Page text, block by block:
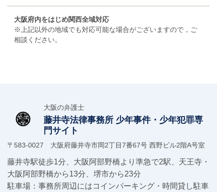
大阪府内をはじめ関西全域対応
※上記以外の地域でも対応可能な場合がございますので，ご
相談ください。
大阪の弁護士
藤井寺法律事務所 少年事件・少年犯罪専
門サイト
〒583-0027 大阪府藤井寺市岡2丁目7番67号 西野ビル2階A号室
藤井寺駅徒歩1分、大阪阿部野橋より準急で2駅、天王寺・
大阪阿部野橋から13分、堺市から23分
駐車場：事務所周辺にはコインパーキング・時間貸し駐車